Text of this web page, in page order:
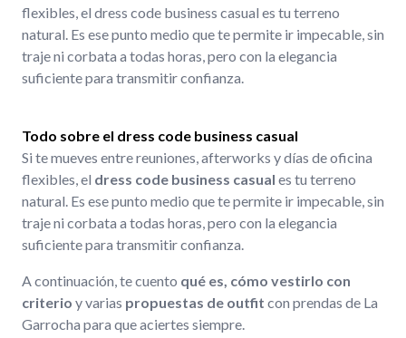
flexibles, el dress code business casual es tu terreno
natural. Es ese punto medio que te permite ir impecable, sin
traje ni corbata a todas horas, pero con la elegancia
suficiente para transmitir confianza.
Todo sobre el dress code business casual
Si te mueves entre reuniones, afterworks y días de oficina
flexibles, el dress code business casual es tu terreno
natural. Es ese punto medio que te permite ir impecable, sin
traje ni corbata a todas horas, pero con la elegancia
suficiente para transmitir confianza.
A continuación, te cuento qué es, cómo vestirlo con
criterio y varias propuestas de outfit con prendas de La
Garrocha para que aciertes siempre.